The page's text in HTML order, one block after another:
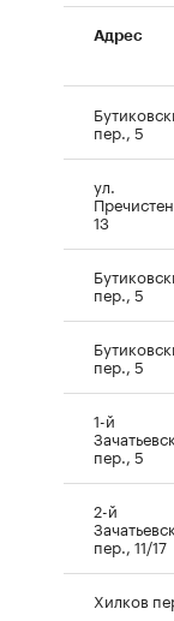
Адрес
пер., 5
ул.
13
пер., 5
пер., 5
1-й
пер., 5
2-й
пер., 11/17
Хилков